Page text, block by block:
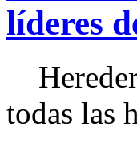
líderes
todas las